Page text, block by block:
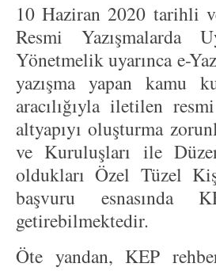
10 Haziran 2020 tarihli
Resmi Yazışmalarda
Yönetmelik uyarınca e-
yazışma yapan kamu
aracılığıyla iletilen
altyapıyı oluşturma
ve Kuruluşları ile
oldukları Özel Tüzel
başvuru esnasında
getirebilmektedir.
Öte yandan, KEP